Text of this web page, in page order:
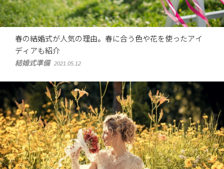
春の結婚式が人気の理由。春に合う色や花を使ったアイ
ディアも紹介
結婚式準備 2021.05.12